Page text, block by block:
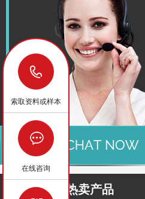
热卖产品
18629029878
索取资料或样本
在线咨询